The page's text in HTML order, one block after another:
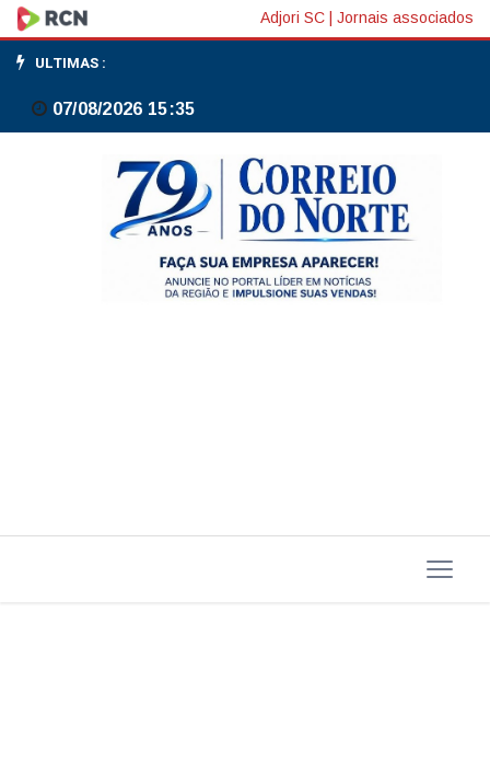
Crédito
rural
sustentável
2025/26
Adjori SC Jornais associados
ULTIMAS :
07/08/2026 15:35